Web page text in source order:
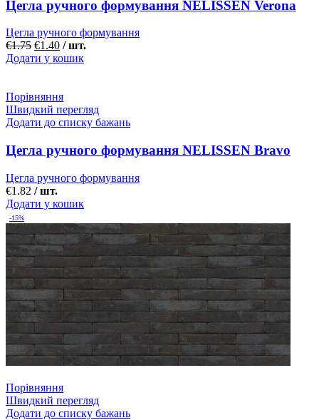
Цегла ручного формування NELISSEN Verona
Цегла ручного формування
€1.75 €1.40 / шт.
Додати у кошик
Порівняння
Швидкий перегляд
Додати до списку бажань
Цегла ручного формування NELISSEN Bravo
Цегла ручного формування
€1.82 / шт.
Додати у кошик
-15%
Порівняння
Швидкий перегляд
Додати до списку бажань